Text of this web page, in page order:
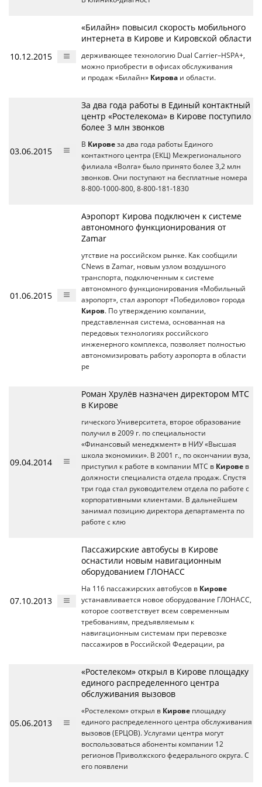
10.12.2015
«Билайн» повысил скорость мобильного
интернета в Кирове и Кировской области
держивающее технологию Dual Carrier–HSPA+,
можно приобрести в офисах обслуживания
и продаж «Билайн» Кирова и области.
03.06.2015
За два года работы в Единый контактный
центр «Ростелекома» в Кирове поступило
более 3 млн звонков
В Кирове за два года работы Единого
контактного центра (ЕКЦ) Межрегионального
филиала «Волга» было принято более 3,2 млн
звонков. Они поступают на бесплатные номера
8-800-1000-800, 8-800-181-1830
01.06.2015
Аэропорт Кирова подключен к системе
автономного функционирования от
Zamar
утствие на российском рынке. Как сообщили
CNews в Zamar, новым узлом воздушного
транспорта, подключенным к системе
автономного функционирования «Мобильный
аэропорт», стал аэропорт «Победилово» города
Киров. По утверждению компании,
представленная система, основанная на
передовых технологиях российского
инженерного комплекса, позволяет полностью
автономизировать работу аэропорта в области
ре
09.04.2014
Роман Хрулёв назначен директором МТС
в Кирове
гического Университета, второе образование
получил в 2009 г. по специальности
«Финансовый менеджмент» в НИУ «Высшая
школа экономики». В 2001 г., по окончании вуза,
приступил к работе в компании МТС в Кирове в
должности специалиста отдела продаж. Спустя
три года стал руководителем отдела по работе с
корпоративными клиентами. В дальнейшем
занимал позицию директора департамента по
работе с клю
07.10.2013
Пассажирские автобусы в Кирове
оснастили новым навигационным
оборудованием ГЛОНАСС
На 116 пассажирских автобусов в Кирове
устанавливается новое оборудование ГЛОНАСС,
которое соответствует всем современным
требованиям, предъявляемым к
навигационным системам при перевозке
пассажиров в Российской Федерации, ра
05.06.2013
«Ростелеком» открыл в Кирове площадку
единого распределенного центра
обслуживания вызовов
«Ростелеком» открыл в Кирове площадку
единого распределенного центра обслуживания
вызовов (ЕРЦОВ). Услугами центра могут
воспользоваться абоненты компании 12
регионов Приволжского федерального округа. С
его появлени